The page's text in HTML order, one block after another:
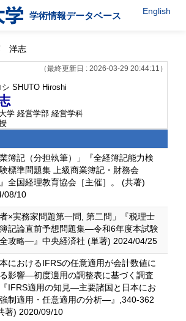
学術情報データベース English
洋志
（最終更新日 : 2026-03-29 20:44:11）
SHUTO Hiroshi
学 経営学部 経営学科
業簿記（分担執筆）」『全経簿記能力検
標準問題集 上級商業簿記・財務会
全国経理教育協会［主催］。 (共著)
08/10
者×実務家問題第一問, 第二問」『税理士
記論直前予想問題集―令和6年度本試験
攻略―』中央経済社 (単著) 2024/04/25
本におけるIFRSの任意適用が会計数値に
影響―初度適用の調整表に基づく調査
IFRS適用の知見―主要諸国と日本にお
制適用・任意適用の分析―』,340-362
著) 2020/09/10